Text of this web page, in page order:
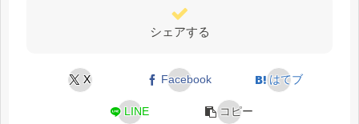
シェアする
X Facebook はてブ
LINE コピー